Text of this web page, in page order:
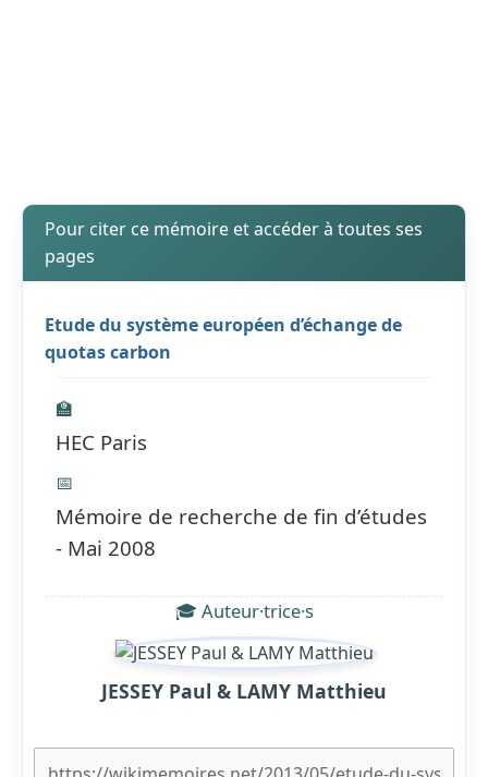
Pour citer ce mémoire et accéder à toutes ses
pages
Etude du système européen d’échange de
quotas carbon
🏫
HEC Paris
📅
Mémoire de recherche de fin d’études
- Mai 2008
🎓 Auteur·trice·s
JESSEY Paul & LAMY Matthieu